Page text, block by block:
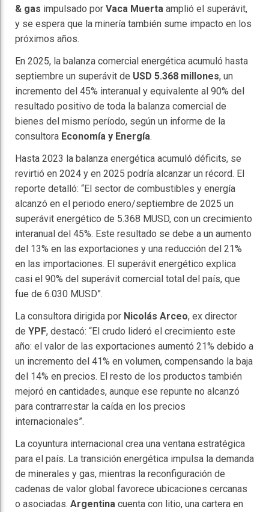
& gas impulsado por Vaca Muerta amplió el superávit,
y se espera que la minería también sume impacto en los
próximos años.
En 2025, la balanza comercial energética acumuló hasta
septiembre un superávit de USD 5.368 millones, un
incremento del 45% interanual y equivalente al 90% del
resultado positivo de toda la balanza comercial de
bienes del mismo período, según un informe de la
consultora Economía y Energía.
Hasta 2023 la balanza energética acumuló déficits, se
revirtió en 2024 y en 2025 podría alcanzar un récord. El
reporte detalló: “El sector de combustibles y energía
alcanzó en el periodo enero/septiembre de 2025 un
superávit energético de 5.368 MUSD, con un crecimiento
interanual del 45%. Este resultado se debe a un aumento
del 13% en las exportaciones y una reducción del 21%
en las importaciones. El superávit energético explica
casi el 90% del superávit comercial total del país, que
fue de 6.030 MUSD”.
La consultora dirigida por Nicolás Arceo, ex director
de YPF, destacó: “El crudo lideró el crecimiento este
año: el valor de las exportaciones aumentó 21% debido a
un incremento del 41% en volumen, compensando la baja
del 14% en precios. El resto de los productos también
mejoró en cantidades, aunque ese repunte no alcanzó
para contrarrestar la caída en los precios
internacionales”.
La coyuntura internacional crea una ventana estratégica
para el país. La transición energética impulsa la demanda
de minerales y gas, mientras la reconfiguración de
cadenas de valor global favorece ubicaciones cercanas
o asociadas. Argentina cuenta con litio, una cartera en